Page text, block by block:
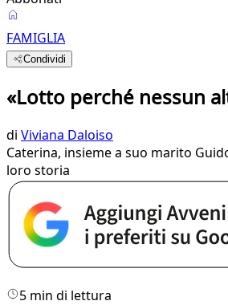
FAMIGLIA
Condividi
«Lotto perché nessun
di Viviana Daloiso
Caterina, insieme a suo marito
loro storia
5 min di lettura